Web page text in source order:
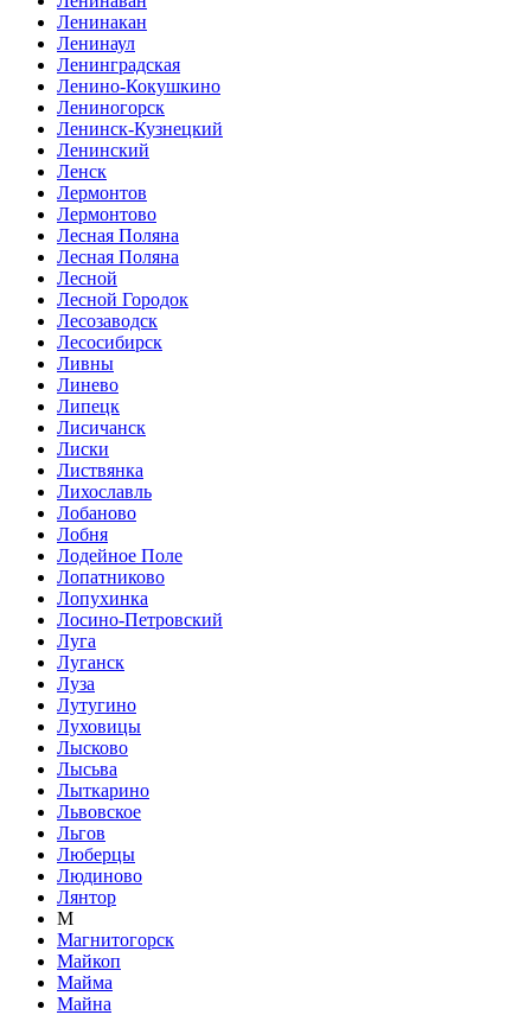
Ленинакан
Ленинаул
Ленинградская
Ленино-Кокушкино
Лениногорск
Ленинск-Кузнецкий
Ленинский
Ленск
Лермонтов
Лермонтово
Лесная Поляна
Лесная Поляна
Лесной
Лесной Городок
Лесозаводск
Лесосибирск
Ливны
Линево
Липецк
Лисичанск
Лиски
Листвянка
Лихославль
Лобаново
Лобня
Лодейное Поле
Лопатниково
Лопухинка
Лосино-Петровский
Луга
Луганск
Луза
Лутугино
Луховицы
Лысково
Лысьва
Лыткарино
Львовское
Льгов
Люберцы
Людиново
Лянтор
М
Магнитогорск
Майкоп
Майма
Майна